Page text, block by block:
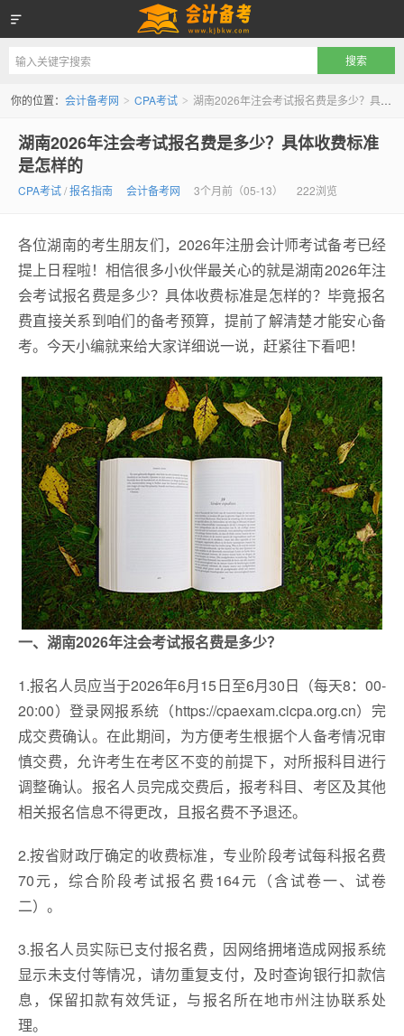
会计备考网
你的位置： 会计备考网 > CPA考试 > 湖南2026年注会考试报名费是多少？具体收费标准是怎样的
湖南2026年注会考试报名费是多少？具体收费标准
是怎样的
CPA考试/报名指南 会计备考网 3个月前（05-13） 222浏览
各位湖南的考生朋友们，2026年注册会计师考试备考已经
提上日程啦！相信很多小伙伴最关心的就是湖南2026年注
会考试报名费是多少？具体收费标准是怎样的？毕竟报名
费直接关系到咱们的备考预算，提前了解清楚才能安心备
考。今天小编就来给大家详细说一说，赶紧往下看吧！
一、湖南2026年注会考试报名费是多少？
1.报名人员应当于2026年6月15日至6月30日（每天8：00-
20:00）登录网报系统（https://cpaexam.cicpa.org.cn）完
成交费确认。在此期间，为方便考生根据个人备考情况审
慎交费，允许考生在考区不变的前提下，对所报科目进行
调整确认。报名人员完成交费后，报考科目、考区及其他
相关报名信息不得更改，且报名费不予退还。
2.按省财政厅确定的收费标准，专业阶段考试每科报名费
70元，综合阶段考试报名费164元（含试卷一、试卷
二）。
3.报名人员实际已支付报名费，因网络拥堵造成网报系统
显示未支付等情况，请勿重复支付，及时查询银行扣款信
息，保留扣款有效凭证，与报名所在地市州注协联系处
理。